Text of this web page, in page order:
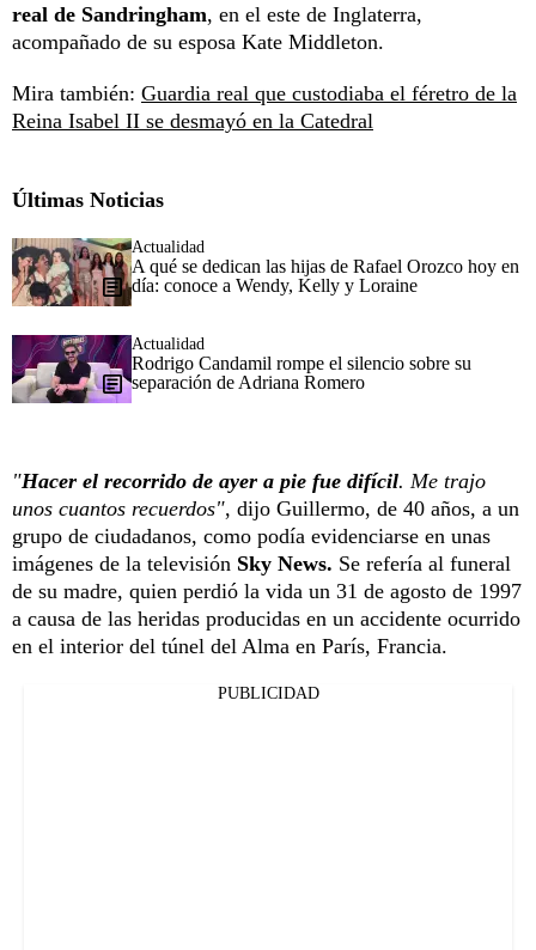
real de Sandringham, en el este de Inglaterra,
acompañado de su esposa Kate Middleton.
Mira también: Guardia real que custodiaba el féretro de la
Reina Isabel II se desmayó en la Catedral
Últimas Noticias
Actualidad
A qué se dedican las hijas de Rafael Orozco hoy en
día: conoce a Wendy, Kelly y Loraine
Actualidad
Rodrigo Candamil rompe el silencio sobre su
separación de Adriana Romero
"Hacer el recorrido de ayer a pie fue difícil. Me trajo
unos cuantos recuerdos", dijo Guillermo, de 40 años, a un
grupo de ciudadanos, como podía evidenciarse en unas
imágenes de la televisión Sky News. Se refería al funeral
de su madre, quien perdió la vida un 31 de agosto de 1997
a causa de las heridas producidas en un accidente ocurrido
en el interior del túnel del Alma en París, Francia.
PUBLICIDAD